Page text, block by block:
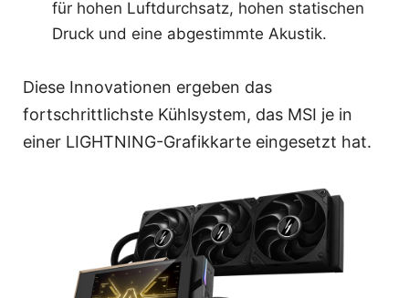
für hohen Luftdurchsatz, hohen statischen
Druck und eine abgestimmte Akustik.
Diese Innovationen ergeben das
fortschrittlichste Kühlsystem, das MSI je in
einer LIGHTNING-Grafikkarte eingesetzt hat.